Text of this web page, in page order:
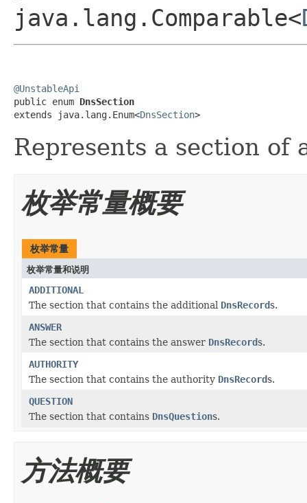
java.lang.Comparable<
@UnstableApi
public enum DnsSection
extends java.lang.Enum<DnsSection>
Represents a section of
枚举常量概要
枚举常量
枚举常量和说明
ADDITIONAL
The section that contains the additional DnsRecords.
ANSWER
The section that contains the answer DnsRecords.
AUTHORITY
The section that contains the authority DnsRecords.
QUESTION
The section that contains DnsQuestions.
方法概要